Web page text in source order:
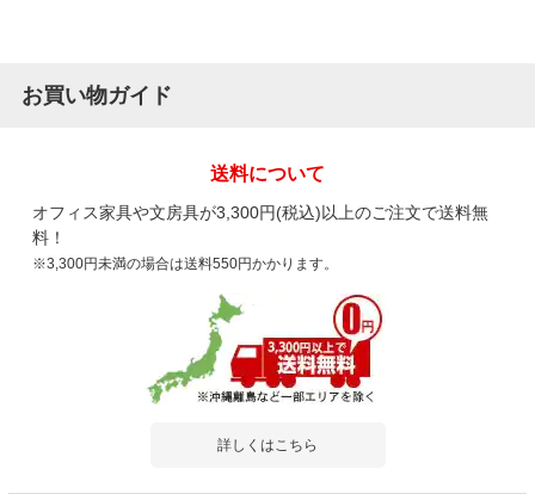
お買い物ガイド
送料について
オフィス家具や文房具が3,300円(税込)以上のご注文で送料無
料！
※3,300円未満の場合は送料550円かかります。
詳しくはこちら